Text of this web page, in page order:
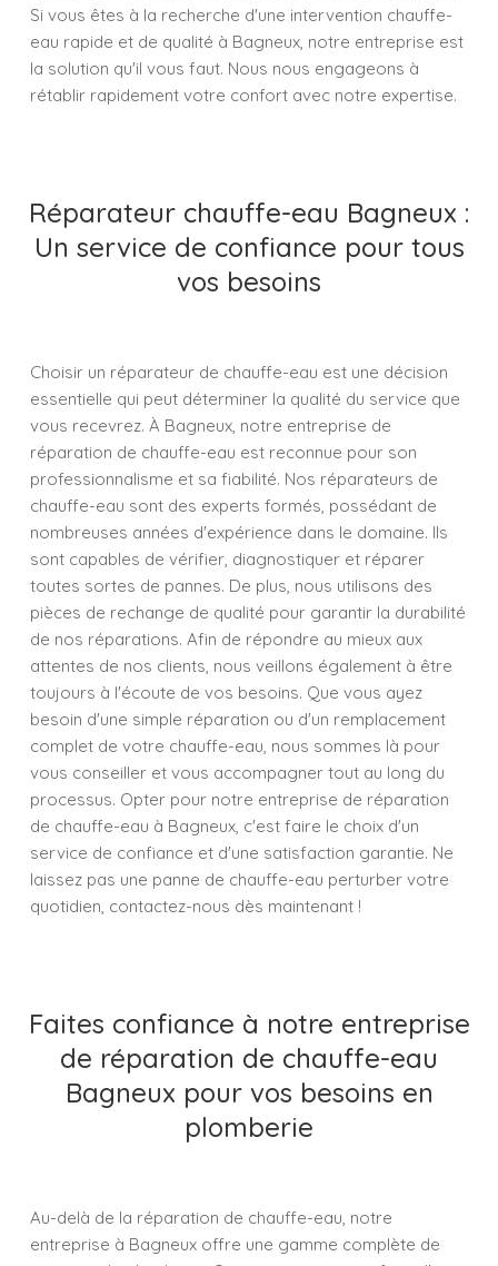
Si vous êtes à la recherche d'une intervention chauffe-
eau rapide et de qualité à Bagneux, notre entreprise est
la solution qu'il vous faut. Nous nous engageons à
rétablir rapidement votre confort avec notre expertise.
Réparateur chauffe-eau Bagneux :
Un service de confiance pour tous
vos besoins
Choisir un réparateur de chauffe-eau est une décision
essentielle qui peut déterminer la qualité du service que
vous recevrez. À Bagneux, notre entreprise de
réparation de chauffe-eau est reconnue pour son
professionnalisme et sa fiabilité. Nos réparateurs de
chauffe-eau sont des experts formés, possédant de
nombreuses années d'expérience dans le domaine. Ils
sont capables de vérifier, diagnostiquer et réparer
toutes sortes de pannes. De plus, nous utilisons des
pièces de rechange de qualité pour garantir la durabilité
de nos réparations. Afin de répondre au mieux aux
attentes de nos clients, nous veillons également à être
toujours à l'écoute de vos besoins. Que vous ayez
besoin d'une simple réparation ou d'un remplacement
complet de votre chauffe-eau, nous sommes là pour
vous conseiller et vous accompagner tout au long du
processus. Opter pour notre entreprise de réparation
de chauffe-eau à Bagneux, c'est faire le choix d'un
service de confiance et d'une satisfaction garantie. Ne
laissez pas une panne de chauffe-eau perturber votre
quotidien, contactez-nous dès maintenant !
Faites confiance à notre entreprise
de réparation de chauffe-eau
Bagneux pour vos besoins en
plomberie
Au-delà de la réparation de chauffe-eau, notre
entreprise à Bagneux offre une gamme complète de